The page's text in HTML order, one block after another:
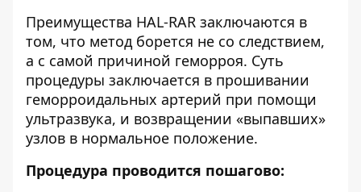
Преимущества HAL-RAR заключаются в
том, что метод борется не со следствием,
а с самой причиной геморроя. Суть
процедуры заключается в прошивании
геморроидальных артерий при помощи
ультразвука, и возвращении «выпавших»
узлов в нормальное положение.
Процедура проводится пошагово: